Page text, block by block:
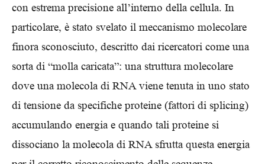
con estrema precisione all’interno della cellula. In
particolare, è stato svelato il meccanismo molecolare
finora sconosciuto, descritto dai ricercatori come una
sorta di “molla caricata”: una struttura molecolare
dove una molecola di RNA viene tenuta in uno stato
di tensione da specifiche proteine (fattori di splicing)
accumulando energia e quando tali proteine si
dissociano la molecola di RNA sfrutta questa energia